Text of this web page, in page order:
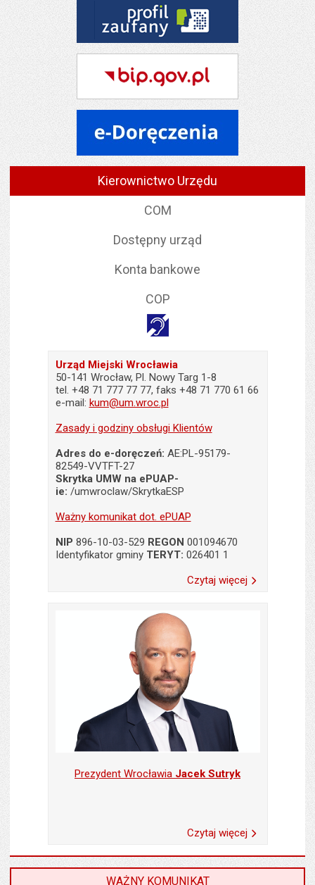
Kierownictwo Urzędu
COM
Dostępny urząd
Konta bankowe
COP
Informacje dla osób
Urząd Miejski Wrocławia
50-141 Wrocław, Pl. Nowy Targ 1-8
tel. +48 71 777 77 77, faks +48 71 770 61 66
e-mail: kum@um.wroc.pl
Zasady i godziny obsługi Klientów
Adres do e-doręczeń: AE:PL-95179-
82549-VVTFT-27
Skrytka UMW na ePUAP-
ie: /umwroclaw/SkrytkaESP
Ważny komunikat dot. ePUAP
NIP 896-10-03-529 REGON 001094670
Identyfikator gminy TERYT: 026401 1
Strona internetowa Wrocławia:
Czytaj więcej szczegółów
Prezydent Wrocławia Jacek Sutryk
Czytaj więcej szczegółów
WAŻNY KOMUNIKAT